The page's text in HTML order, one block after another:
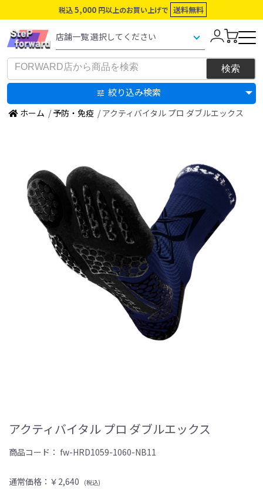
税込 5,000 円以上のお買い上げで 送料無料
絞り込み検索
ホーム / 予防・免疫 / アクティバイタル プロ ダブルエックス
アクティバイタル プロ ダブルエックス
商品コード： fw-HRD1059-1060-NB11
通常価格： ￥2,640 (税込)